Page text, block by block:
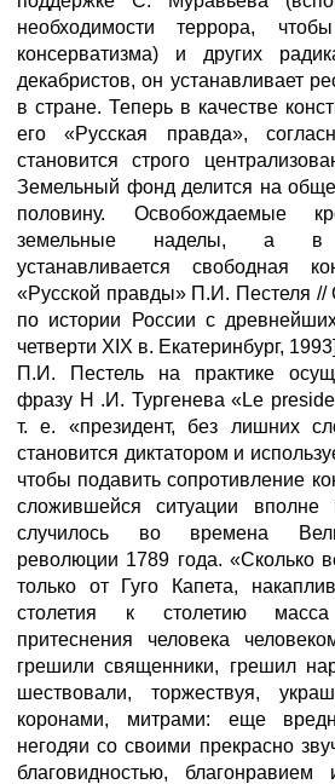
необходимости террора,
консерватизма) и других
декабристов, он устанавливает
в стране. Теперь в качестве
его «Русская правда»,
становится строго
Земельный фонд делится на
половину. Освобождаемые
земельные наделы, а в
устанавливается свободная
«Русской правды» П.И. Пестеля //
по истории России с
четверти XIX в. Екатеринбург,
П.И. Пестель на практике
фразу Н .И. Тургенева «Le
т. е. «президент, без лишних
становится диктатором и
чтобы подавить сопротивление
сложившейся ситуации
случилось во времена
революции 1789 года. «Сколько
только от Гуго Капета,
столетия к столетию
притеснения человека
грешили священники, грешил
шествовали, торжествуя,
коронами, митрами: еще
негодяи со своими прекрасно
благовидностью, благонравием